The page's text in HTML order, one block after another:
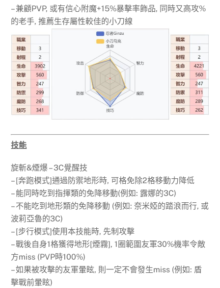
– 兼顧PVP, 或有信心附魔+15%暴擊率飾品, 同時又高攻%
的老手, 推薦生存屬性較佳的小刀線
技能
旋斬&煙爆 – 3C覺醒技
– [奔跑模式]通過防禦地形時, 可格免除2格移動力降低
– 能同時吃到指揮類的免降移動(例如: 露娜的3C)
– 不能吃到地形類的免降移動 (例如: 奈米婭的踏浪而行, 或
波莉亞魯的3C)
– [步行模式]使用本技能時, 先制攻擊
– 戰後自身1格獲得地形[煙霧], 1圈範圍友軍30%機率令敵
方miss (PVP時100%)
– 如果被攻擊的友軍暈眩, 則一定不會發生miss (例如: 盾
擊戰前暈眩)